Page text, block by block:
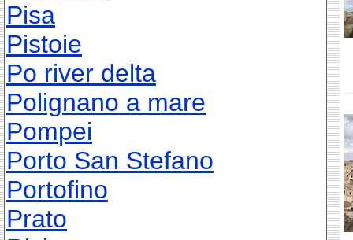
Pisa
Pistoie
Po river delta
Polignano a mare
Pompei
Porto San Stefano
Portofino
Prato